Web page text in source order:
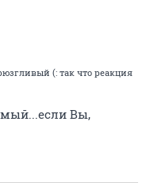
(: так что реакция
Вы,